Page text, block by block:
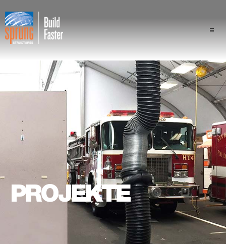
Branchen
Komponenten
Sprung Vorteil
Fachleute
Über uns
PROJEKTE